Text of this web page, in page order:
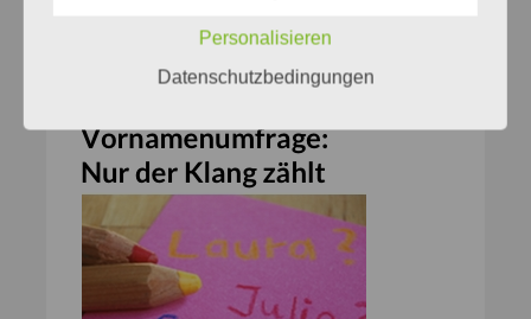
Personalisieren
Datenschutzbedingungen